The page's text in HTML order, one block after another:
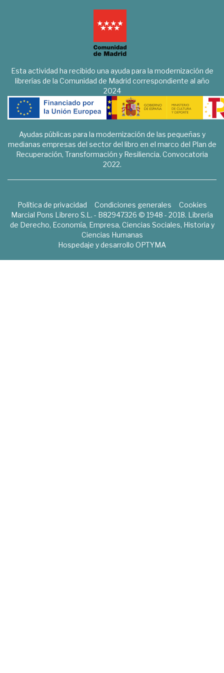
Esta actividad ha recibido una ayuda para la modernización de
librerías de la Comunidad de Madrid correspondiente al año
2024
Ayudas públicas para la modernización de las pequeñas y
medianas empresas del sector del libro en el marco del Plan de
Recuperación, Transformación y Resiliencia. Convocatoria
2022.
Política de privacidad Condiciones generales
Cookies
Marcial Pons Librero S.L. - B82947326 © 1948 - 2018. Librería
de Derecho, Economía, Empresa, Ciencias Sociales, Historia y
Ciencias Humanas
Hospedaje y desarrollo OPTYMA